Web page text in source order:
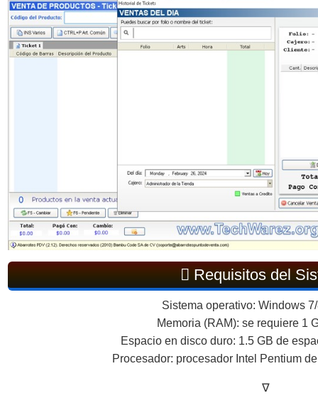
Requisitos del
Sistema operativo: Windows
Memoria (RAM): se requiere 1
Espacio en disco duro: 1.5 GB de
Procesador: procesador Intel Pentium
∇